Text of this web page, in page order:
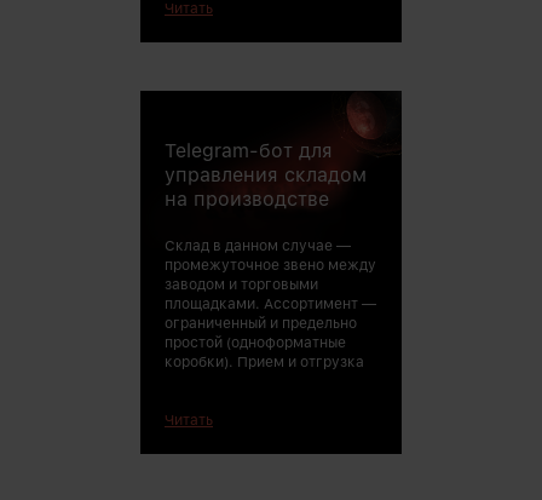
Читать
Telegram-бот для
управления складом
на производстве
Склад в данном случае —
промежуточное звено между
заводом и торговыми
площадками. Ассортимент —
ограниченный и предельно
простой (одноформатные
коробки). Прием и отгрузка
Читать